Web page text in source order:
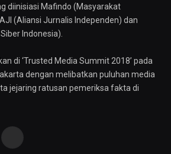
diinisiasi Mafindo (Masyarakat
(Aliansi Jurnalis Independen) dan
Indonesia).
di ‘Trusted Media Summit 2018’ pada
dengan melibatkan puluhan media
jejaring ratusan pemeriksa fakta di
YouTube